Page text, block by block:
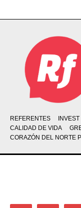
REFERENTES INVEST
CALIDAD DE VIDA
CORAZÓN DEL NORTE